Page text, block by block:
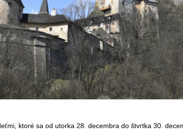
ktoré sa od utorka 28. decembra do štvrtka 30.